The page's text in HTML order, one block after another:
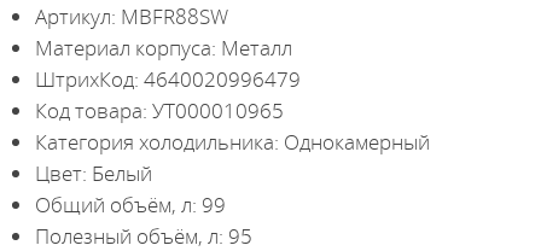
Артикул: MBFR88SW
Материал корпуса: Металл
ШтрихКод: 4640020996479
Код товара: УТ000010965
Категория холодильника: Однокамерный
Цвет: Белый
Общий объём, л: 99
Полезный объём, л: 95